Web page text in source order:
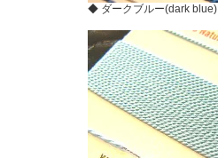
◆ ダークブルー(dark blue)